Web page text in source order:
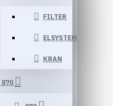
FILTER
ELSYSTEM
KRAN
870